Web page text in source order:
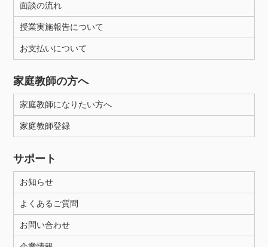
面談の流れ
授業実施報告について
お支払いについて
家庭教師の方へ
家庭教師になりたい方へ
家庭教師登録
サポート
お知らせ
よくあるご質問
お問い合わせ